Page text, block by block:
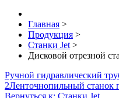
Главная >
Продукция >
Станки Jet >
Дисковой отрезной
Ручной гидравлический
2Ленточнопильный станок